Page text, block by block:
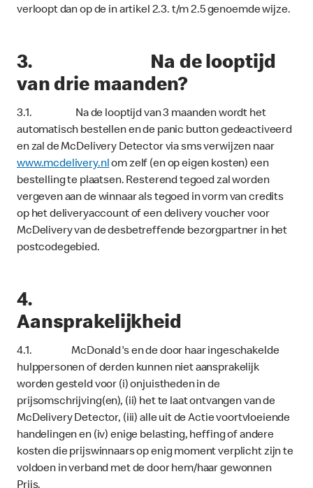
verloopt dan op de in artikel 2.3. t/m 2.5 genoemde wijze.
3. Na de looptijd
van drie maanden?
3.1. Na de looptijd van 3 maanden wordt het
automatisch bestellen en de panic button gedeactiveerd
en zal de McDelivery Detector via sms verwijzen naar
www.mcdelivery.nlom zelf (en op eigen kosten) een
bestelling te plaatsen. Resterend tegoed zal worden
vergeven aan de winnaar als tegoed in vorm van credits
op het deliveryaccount of een delivery voucher voor
McDelivery van de desbetreffende bezorgpartner in het
postcodegebied.
4.
Aansprakelijkheid
4.1. McDonald's en de door haar ingeschakelde
hulppersonen of derden kunnen niet aansprakelijk
worden gesteld voor (i) onjuistheden in de
prijsomschrijving(en), (ii) het te laat ontvangen van de
McDelivery Detector, (iii) alle uit de Actie voortvloeiende
handelingen en (iv) enige belasting, heffing of andere
kosten die prijswinnaars op enig moment verplicht zijn te
voldoen in verband met de door hem/haar gewonnen